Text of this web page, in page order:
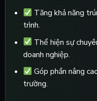
Tăng khả năng
trình.
Thể hiện sự
doanh nghiệp.
Góp phần nâng
trường.